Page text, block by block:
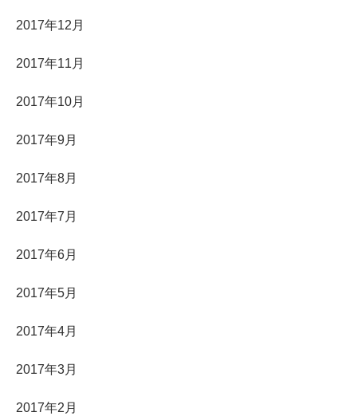
2017年12月
2017年11月
2017年10月
2017年9月
2017年8月
2017年7月
2017年6月
2017年5月
2017年4月
2017年3月
2017年2月